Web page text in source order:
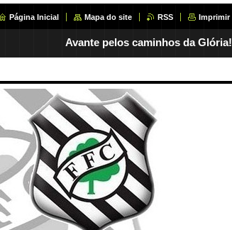
Página Inicial Mapa do site RSS Imprimir
Avante pelos caminhos da Glória!